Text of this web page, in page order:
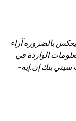
بالضرورة آراء
الواردة في
سيتي بنك إن.إيه-